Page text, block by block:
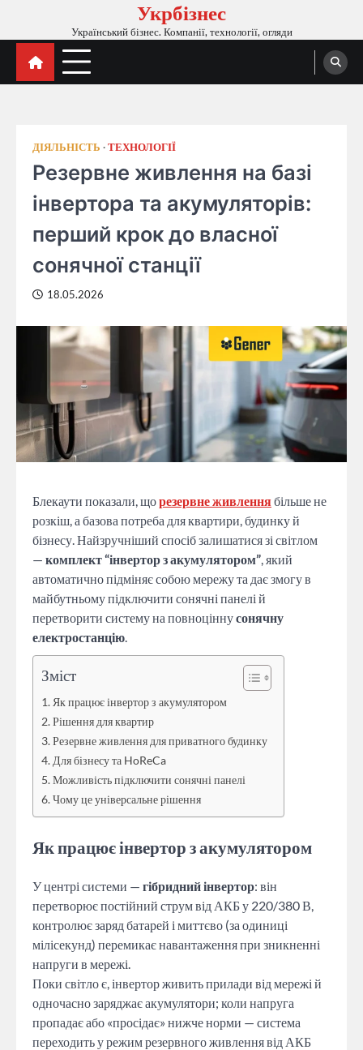
вмісту
Укрбізнес
Український бізнес. Компанії, технології, огляди
ДІЯЛЬНІСТЬ ТЕХНОЛОГІЇ
Резервне живлення на базі
інвертора та акумуляторів:
перший крок до власної
сонячної станції
18.05.2026
Блекаути показали, щорезервне живленнябільше не
розкіш, а базова потреба для квартири, будинку й
бізнесу. Найзручніший спосіб залишатися зі світлом
— комплект “інвертор з акумулятором”, який
автоматично підміняє собою мережу та дає змогу в
майбутньому підключити сонячні панелі й
перетворити систему на повноціннусонячну
електростанцію.
Зміст
Як працює інвертор з акумулятором
Рішення для квартир
Резервне живлення для приватного будинку
Для бізнесу та HoReCa
Можливість підключити сонячні панелі
Чому це універсальне рішення
Як працює інвертор з акумулятором
У центрі системи — гібридний інвертор: він
перетворює постійний струм від АКБ у 220/380 В,
контролює заряд батарей і миттєво (за одиниці
мілісекунд) перемикає навантаження при зникненні
напруги в мережі.
Поки світло є, інвертор живить прилади від мережі й
одночасно заряджає акумулятори; коли напруга
пропадає або «просідає» нижче норми — система
переходить у режим резервного живлення від АКБ